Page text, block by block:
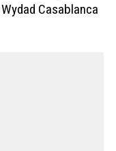
Casablanca